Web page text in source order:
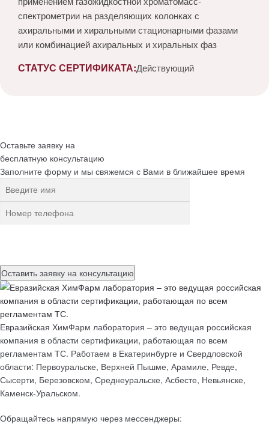
спектрометрии на разделяющих колонках с
ахиральными и хиральными стационарными фазами
или комбинацией ахиральных и хиральных фаз
СТАТУС СЕРТИФИКАТА:Действующий
Оставьте заявку на
бесплатную консультацию
Заполните форму и мы свяжемся с Вами в ближайшее время
Евразийская ХимФарм лаборатория – это ведущая российская
компания в области сертификации, работающая по всем
регламентам ТС. Работаем в Екатеринбурге и Свердловской
области: Первоуральске, Верхней Пышме, Арамиле, Ревде,
Сысерти, Березовском, Среднеуральске, Асбесте, Невьянске,
Каменск-Уральском.
Обращайтесь напрямую через мессенджеры: